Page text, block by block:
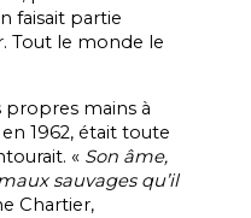
faisait partie
Tout le monde le
propres mains à
1962, était toute
« Son âme,
sauvages qu’il
Chartier,